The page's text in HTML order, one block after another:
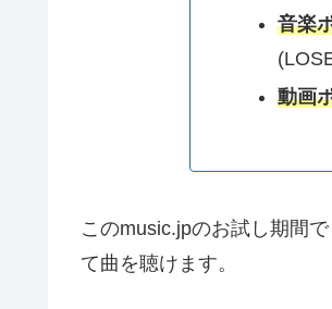
音楽
動画
このmusic.jpのお試し期間
て曲を聴けます。